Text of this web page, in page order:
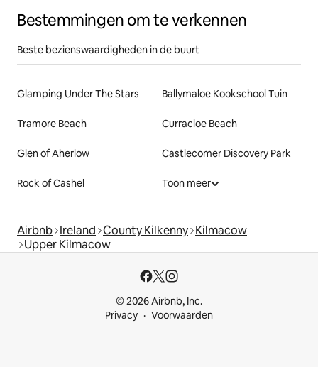
Bestemmingen om te verkennen
Beste bezienswaardigheden in de buurt
Glamping Under The Stars Ballymaloe Kookschool Tuin
Tramore Beach Curracloe Beach
Glen of Aherlow Castlecomer Discovery Park
Rock of Cashel Toon meer
Airbnb Ireland County Kilkenny Kilmacow
Upper Kilmacow
© 2026 Airbnb, Inc.
Privacy
Voorwaarden